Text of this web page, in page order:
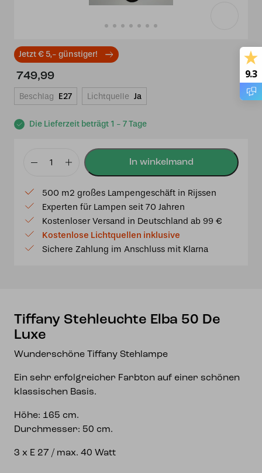
Jetzt € 5,- günstiger!
Die Lieferzeit beträgt 1 - 7 Tage
749,99
Beschlag E27 Lichtquelle Ja
Tiffany
Elba
50
De
Luxe
Menge
500 m2 großes Lampengeschäft in Rijssen
Experten für Lampen seit 70 Jahren
Kostenloser Versand in Deutschland ab 99 €
Kostenlose Lichtquellen inklusive
Sichere Zahlung im Anschluss mit Klarna
Tiffany Stehleuchte Elba 50 De
Luxe
Wunderschöne Tiffany Stehlampe
Ein sehr erfolgreicher Farbton auf einer schönen
klassischen Basis.
Höhe: 165 cm.
Durchmesser: 50 cm.
3 x E 27 / max. 40 Watt
9.3